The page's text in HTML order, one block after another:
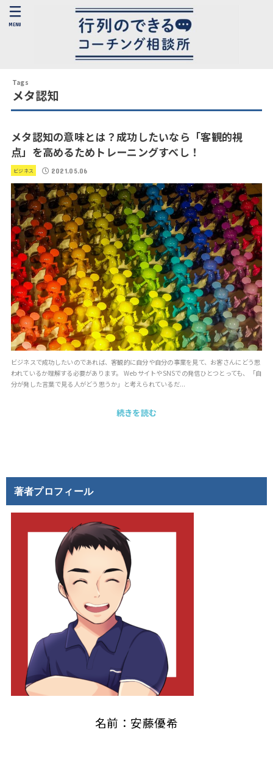
MENU
メタ認知
メタ認知の意味とは？成功したいなら「客観的視
点」を高めるためトレーニングすべし！
ビジネス 2021.05.06
ビジネスで成功したいのであれば、客観的に自分や自分の事業を見て、お客さんにどう思
われているか理解する必要があります。 WebサイトやSNSでの発信ひとつとっても、「自
分が発した言葉で見る人がどう思うか」と考えられているだ...
続きを読む
著者プロフィール
名前：安藤優希